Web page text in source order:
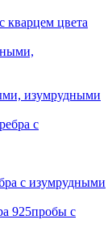
кварцем цвета
изумрудными
с изумрудными